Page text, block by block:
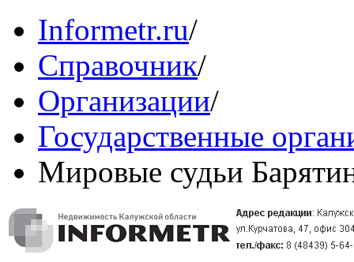
Informetr.ru/
Справочник/
Организации/
Государственные
Мировые судьи